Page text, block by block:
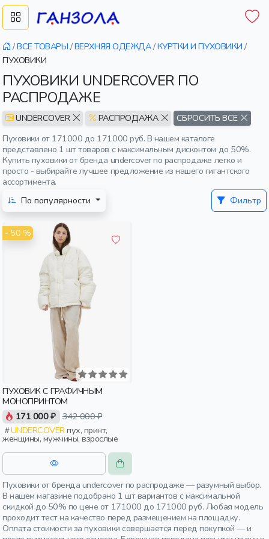
/ВСЕ ТОВАРЫ /ВЕРХНЯЯ ОДЕЖДА/КУРТКИ И ПУХОВИКИ /
ПУХОВИКИ
ПУХОВИКИ UNDERCOVER ПО
РАСПРОДАЖЕ
UNDERCOVER РАСПРОДАЖА
СБРОСИТЬ ВСЕ
Пуховики от 171000 до 171000 руб. В нашем каталоге
представлено 1 шт товаров с максимальным дисконтом до 50%.
Купить пуховики от бренда undercover по распродаже легко и
просто - выбирайте лучшее предложение из нашего гигантского
ассортимента.
По популярности
Фильтр
- 50 %
ПУХОВИК С ГРАФИЧНЫМ
МОНОПРИНТОМ
171 000 ₽ 342 000 ₽
UNDERCOVERпух, принт,
женщины, мужчины, взрослые
Пуховики от бренда undercover по распродаже — разумный выбор.
В нашем магазине подобрано 1 шт вариантов с максимальной
скидкой до 50% по цене от 171000 до 171000 руб. Любая модель
проходит тест на качество перед размещением на площадку.
Оплата стоимости за пуховики совершается перед покупкой — и